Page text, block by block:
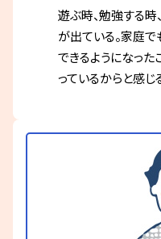
遊ぶ時、勉強する時
が出ている。家庭
できるようになっ
っているからと感じ